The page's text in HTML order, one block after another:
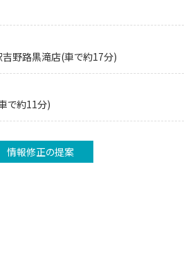
吉野路黒滝店(車で約17分)
で約11分)
情報修正の提案